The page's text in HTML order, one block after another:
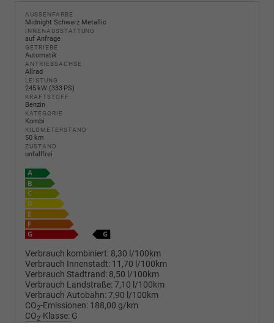
AUSSENFARBE
Midnight Schwarz Metallic
INNENAUSSTATTUNG
auf Anfrage
GETRIEBE
Automatik
ANTRIEBSACHSE
Allrad
LEISTUNG
245 kW (333 PS)
KRAFTSTOFF
Benzin
KATEGORIE
Kombi
KILOMETERSTAND
50 km
ZUSTAND
unfallfrei
Verbrauch kombiniert: 8,30 l/100km
Verbrauch Innenstadt: 11,70 l/100km
Verbrauch Stadtrand: 8,50 l/100km
Verbrauch Landstraße:7,10 l/100km
Verbrauch Autobahn:7,90 l/100km
CO2-Emissionen: 188,00 g/km
CO2-Klasse: G